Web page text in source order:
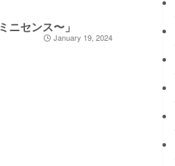
ニセンス〜」
January 19, 2024